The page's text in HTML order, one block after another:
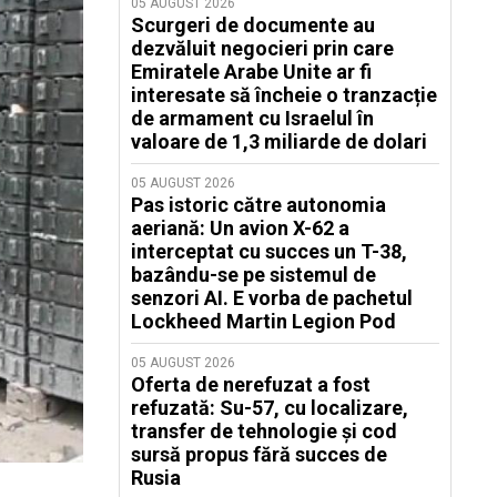
05 AUGUST 2026
Scurgeri de documente au
dezvăluit negocieri prin care
Emiratele Arabe Unite ar fi
interesate să încheie o tranzacție
de armament cu Israelul în
valoare de 1,3 miliarde de dolari
05 AUGUST 2026
Pas istoric către autonomia
aeriană: Un avion X-62 a
interceptat cu succes un T-38,
bazându-se pe sistemul de
senzori AI. E vorba de pachetul
Lockheed Martin Legion Pod
05 AUGUST 2026
Oferta de nerefuzat a fost
refuzată: Su-57, cu localizare,
transfer de tehnologie și cod
sursă propus fără succes de
Rusia